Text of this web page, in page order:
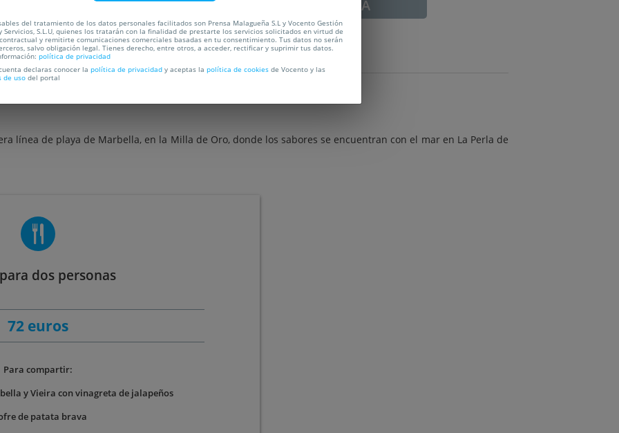
CADUCADA
línea de playa de Marbella, en la Milla de Oro, donde los sabores se encuentran con el mar en La Perla de
dos personas
72 euros
Para compartir:
y Vieira con vinagreta de jalapeños
de patata brava
del tratamiento de los datos personales facilitados son Prensa Malagueña S.L y Vocento Gestión
Servicios, S.L.U, quienes los tratarán con la finalidad de prestarte los servicios solicitados en virtud de
y remitirte comunicaciones comerciales basadas en tu consentimiento. Tus datos no serán
salvo obligación legal. Tienes derecho, entre otros, a acceder, rectificar y suprimir tus datos.
política de privacidad
declaras conocer la política de privacidad y aceptas la política de cookies de Vocento y las
de uso del portal